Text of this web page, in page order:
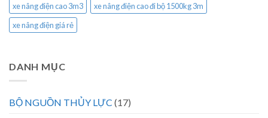
xe nâng điện cao 3m3
xe nâng điện cao đi bộ 1500kg 3m
xe nâng điện giá rẻ
DANH MỤC
BỘ NGUỒN THỦY LỰC (17)